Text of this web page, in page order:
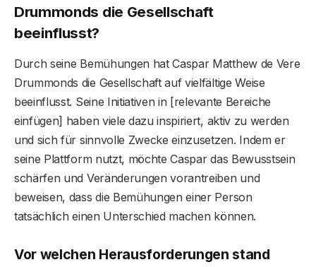
Drummonds die Gesellschaft
beeinflusst?
Durch seine Bemühungen hat Caspar Matthew de Vere
Drummonds die Gesellschaft auf vielfältige Weise
beeinflusst. Seine Initiativen in [relevante Bereiche
einfügen] haben viele dazu inspiriert, aktiv zu werden
und sich für sinnvolle Zwecke einzusetzen. Indem er
seine Plattform nutzt, möchte Caspar das Bewusstsein
schärfen und Veränderungen vorantreiben und
beweisen, dass die Bemühungen einer Person
tatsächlich einen Unterschied machen können.
Vor welchen Herausforderungen stand